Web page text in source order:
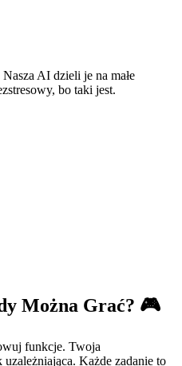
AI dzieli je na małe
bo taki jest.
Można Grać? 🎮
funkcje. Twoja
Każde zadanie to